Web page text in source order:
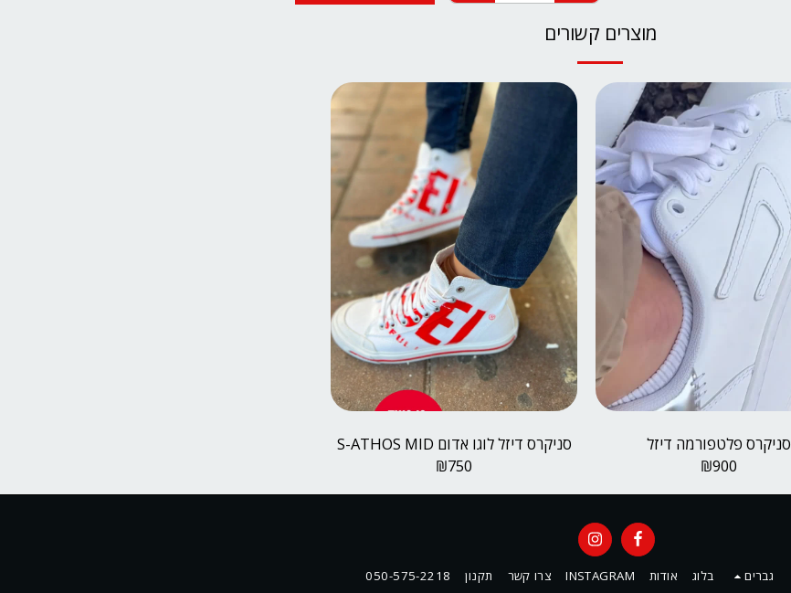
מוצרים קשורים
סניקרס פלטפורמה דיזל
₪900
סניקרס דיזל לוגו אדום S-ATHOS MID
₪750
גברים בלוג אודות INSTAGRAM צרו קשר תקנון 050-575-2218